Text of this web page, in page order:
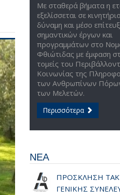
Με σταθερά βήματα η
εξελίσσεται σε
δύναμη και μέσο
σημαντικών έργων και
προγραμμάτων στο
Φθιώτιδας με έμφαση
τομείς του
Κοινωνίας της
των Ανθρωπίνων
των Μελετών.
Περισσότερα
ΝΕΑ
ΠΡΟΣΚΛΗΣΗ
ΓΕΝΙΚΗΣ